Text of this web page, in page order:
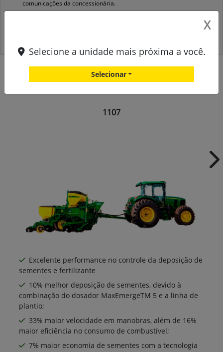
comunicações da concessionária.
Versões Plantadeira 1100
1107
Excelente performance no controle da deposição de
sementes e fertilizante
10% melhor deposição de sementes, devido à
combinação do dosador MaxEmergeTM 5 e a linha de
plantio;
33% maior velocidade em manobras, além de 16%
maior eficiência no consumo de combustível;
7% maior economia de sementes com a tecnologia
X
Selecione a unidade mais próxima a você.
Selecionar